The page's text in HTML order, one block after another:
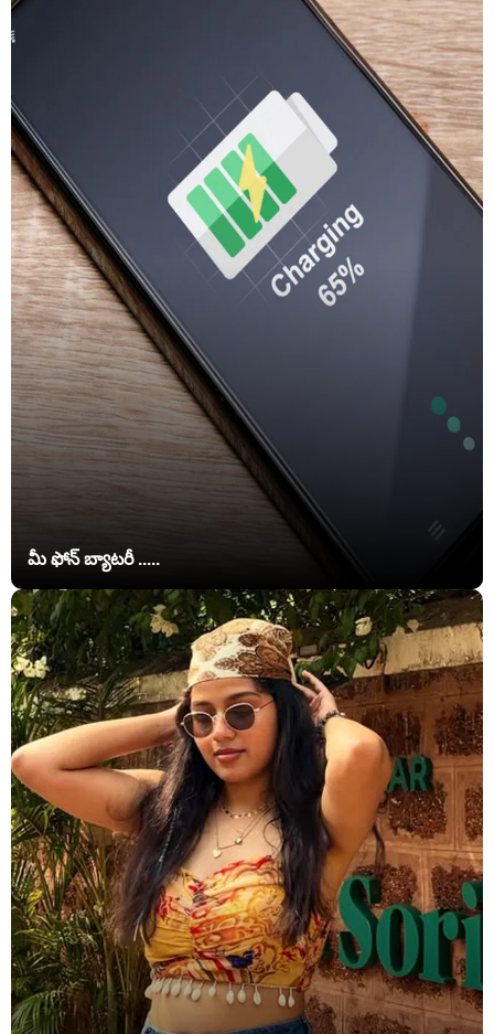
మీ ఫోన్ బ్యాటరీ .....